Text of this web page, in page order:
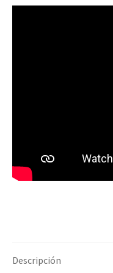
Descripción